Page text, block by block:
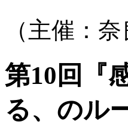
（主催：
第10回『
る、のル